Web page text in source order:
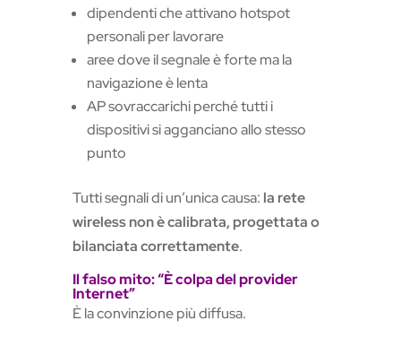
dipendenti che attivano hotspot
personali per lavorare
aree dove il segnale è forte ma la
navigazione è lenta
AP sovraccarichi perché tutti i
dispositivi si agganciano allo stesso
punto
Tutti segnali di un’unica causa: la rete
wireless non è calibrata, progettata o
bilanciata correttamente.
Il falso mito: “È colpa del provider
Internet”
È la convinzione più diffusa.